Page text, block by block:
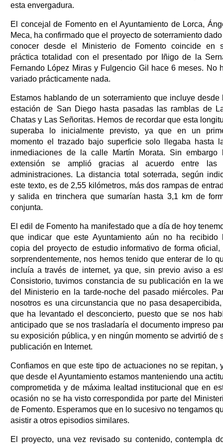
esta envergadura.
El concejal de Fomento en el Ayuntamiento de Lorca,
Meca, ha confirmado que el proyecto de soterramiento
conocer desde el Ministerio de Fomento coincide en
práctica totalidad con el presentado por Iñigo de la
Fernando López Miras y Fulgencio Gil hace 6 meses. No
variado prácticamente nada.
Estamos hablando de un soterramiento que incluye desde
estación de San Diego hasta pasadas las ramblas de
Chatas y Las Señoritas. Hemos de recordar que esta
superaba lo inicialmente previsto, ya que en un
momento el trazado bajo superficie solo llegaba hasta
inmediaciones de la calle Martín Morata. Sin embargo
extensión se amplió gracias al acuerdo entre las
administraciones. La distancia total soterrada, según
este texto, es de 2,55 kilómetros, más dos rampas de
y salida en trinchera que sumarían hasta 3,1 km de
conjunta.
El edil de Fomento ha manifestado que a día de hoy
que indicar que este Ayuntamiento aún no ha recibido
copia del proyecto de estudio informativo de forma oficial,
sorprendentemente, nos hemos tenido que enterar de lo
incluía a través de internet, ya que, sin previo aviso a
Consistorio, tuvimos constancia de su publicación en la
del Ministerio en la tarde-noche del pasado miércoles.
nosotros es una circunstancia que no pasa
que ha levantado el desconcierto, puesto que se nos
anticipado que se nos trasladaría el documento impreso
su exposición pública, y en ningún momento se advirtió de
publicación en Internet.
Confiamos en que este tipo de actuaciones no se repitan,
que desde el Ayuntamiento estamos manteniendo una
comprometida y de máxima lealtad institucional que en
ocasión no se ha visto correspondida por parte del
de Fomento. Esperamos que en lo sucesivo no tengamos
asistir a otros episodios similares.
El proyecto, una vez revisado su contenido, contempla